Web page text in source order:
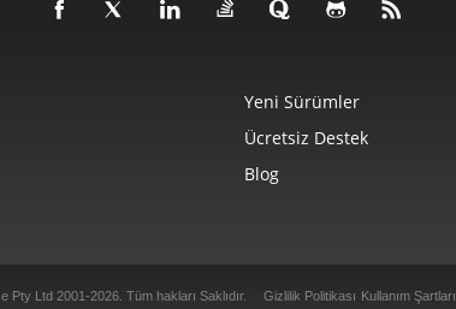
Yeni Sürümler
Ücretsiz Destek
Blog
Pty Ltd 2001-2026. Tüm hakları Saklıdır. Gizlilik Politikası Kullanım Şartları